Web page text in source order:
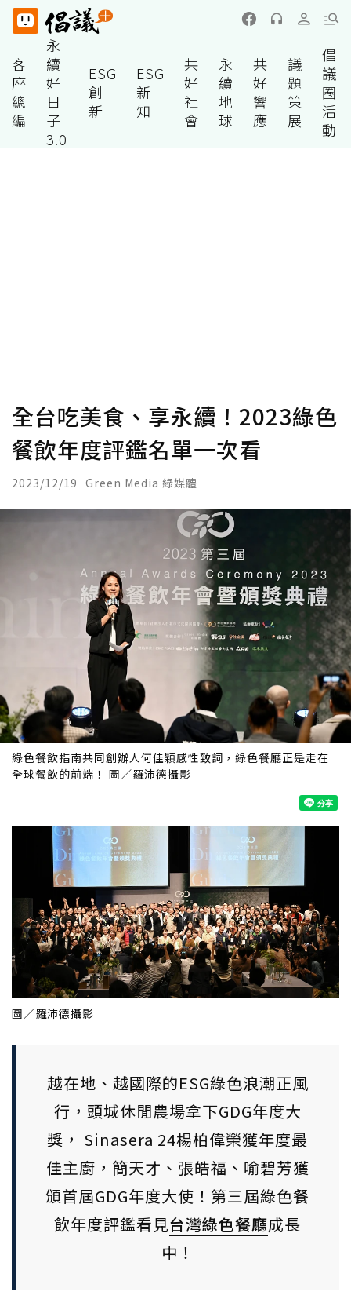
客
座
總
編
永
續
好
日
子
3.0
ESG
創
新
ESG
新
知
共
好
社
會
永
續
地
球
共
好
響
應
議
題
策
展
倡
議
圈
活
動
全台吃美食、享永續！2023綠色
餐飲年度評鑑名單一次看
2023/12/19 Green Media 綠媒體
綠色餐飲指南共同創辦人何佳穎感性致詞，綠色餐廳正是走在
全球餐飲的前端！ 圖／羅沛德攝影
圖／羅沛德攝影
越在地、越國際的ESG綠色浪潮正風
行，頭城休閒農場拿下GDG年度大
獎， Sinasera 24楊柏偉榮獲年度最
佳主廚，簡天才、張皓福、喻碧芳獲
頒首屆GDG年度大使！第三屆綠色餐
飲年度評鑑看見台灣綠色餐廳成長
中！